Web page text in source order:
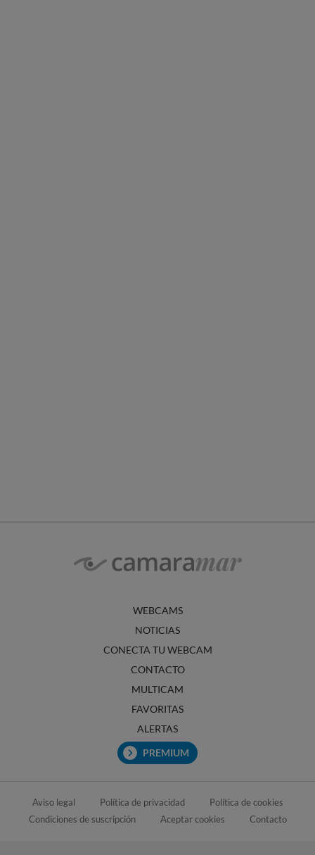
WEBCAMS
NOTICIAS
CONECTA TU WEBCAM
CONTACTO
MULTICAM
FAVORITAS
ALERTAS
PREMIUM
Aviso legal Política de privacidad
Política de cookies
Condiciones de suscripción
Aceptar cookies Contacto